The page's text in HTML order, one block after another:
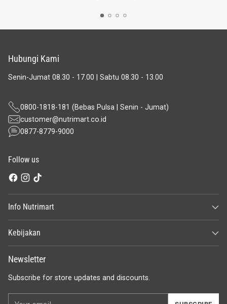
Hubungi Kami
Senin-Jumat 08.30 - 17.00 | Sabtu 08.30 - 13.00
0800-1818-181 (Bebas Pulsa | Senin - Jumat)
customer@nutrimart.co.id
0877-8779-9000
Follow us
Info Nutrimart
Kebijakan
Newsletter
Subscribe for store updates and discounts.